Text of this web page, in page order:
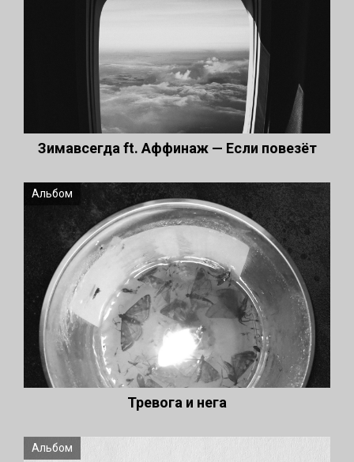
Зимавсегда ft. Аффинаж — Если повезёт
Альбом
Тревога и нега
Альбом